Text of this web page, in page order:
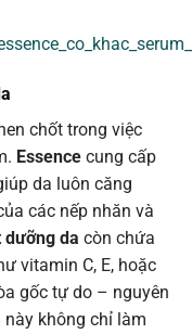
chốt trong việc
Essence cung cấp
da luôn căng
các nếp nhăn và
dưỡng da còn chứa
vitamin C, E, hoặc
gốc tự do – nguyên
này không chỉ làm